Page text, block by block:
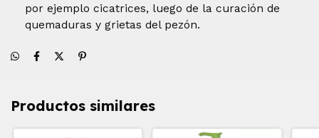
por ejemplo cicatrices, luego de la curación de
quemaduras y grietas del pezón.
Productos similares